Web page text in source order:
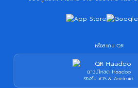
หรือสแกน QR
ดาวน์โหลด Haadoo
รองรับ iOS & Android